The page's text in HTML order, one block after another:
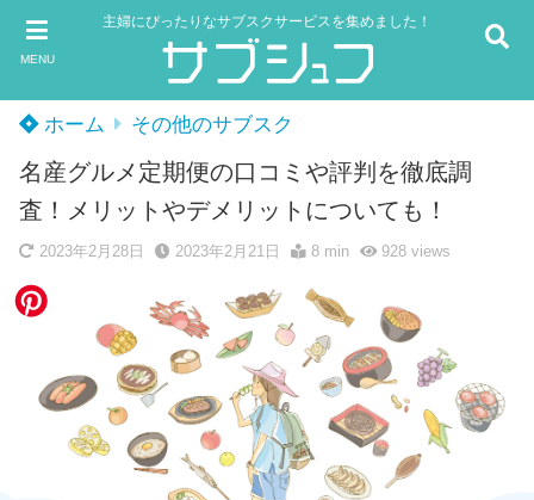
MENU
主婦にぴったりなサブスクサービスを集めました！
ホーム その他のサブスク
名産グルメ定期便の口コミや評判を徹底調
査！メリットやデメリットについても！
2023年2月28日 2023年2月21日 8 min 928views